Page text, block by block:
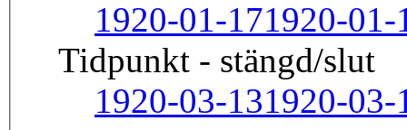
1920-01-171920-01-
Tidpunkt - stängd/slut
1920-03-131920-03-